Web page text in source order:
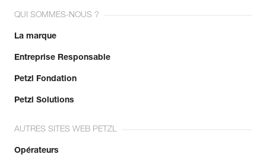
QUI SOMMES-NOUS ?
La marque
Entreprise Responsable
Petzl Fondation
Petzl Solutions
AUTRES SITES WEB PETZL
Opérateurs